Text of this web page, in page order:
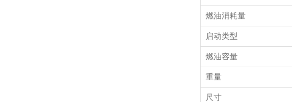
燃油消耗量
启动类型
燃油容量
重量
尺寸